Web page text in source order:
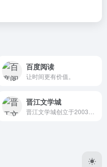
百度阅读
让时间更有价值。
晋江文学城